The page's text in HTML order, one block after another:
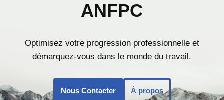
ANFPC
Optimisez votre progression professionnelle et
démarquez-vous dans le monde du travail.
Nous Contacter À propos